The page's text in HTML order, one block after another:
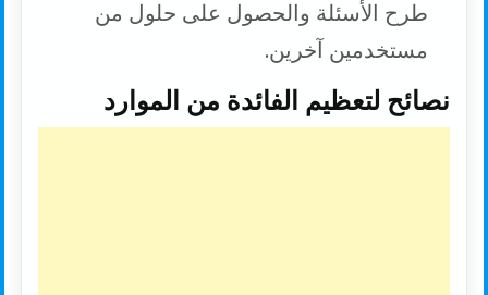
طرح الأسئلة والحصول على حلول من
مستخدمين آخرين.
نصائح لتعظيم الفائدة من الموارد